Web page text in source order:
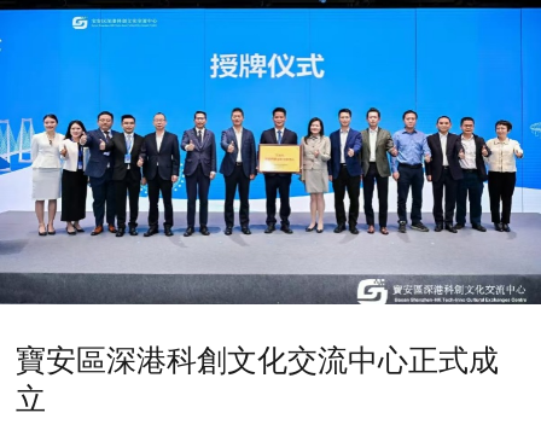
寶安區深港科創文化交流中心正式成
立